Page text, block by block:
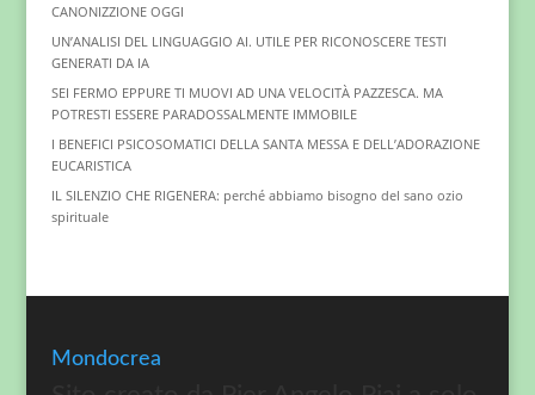
CANONIZZIONE OGGI
UN’ANALISI DEL LINGUAGGIO AI. UTILE PER RICONOSCERE TESTI
GENERATI DA IA
SEI FERMO EPPURE TI MUOVI AD UNA VELOCITÀ PAZZESCA. MA
POTRESTI ESSERE PARADOSSALMENTE IMMOBILE
I BENEFICI PSICOSOMATICI DELLA SANTA MESSA E DELL’ADORAZIONE
EUCARISTICA
IL SILENZIO CHE RIGENERA: perché abbiamo bisogno del sano ozio
spirituale
Mondocrea